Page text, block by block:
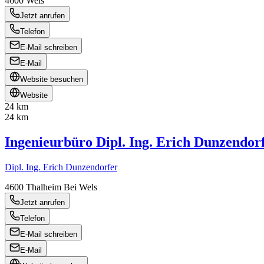
Jetzt anrufen
Telefon
E-Mail schreiben
E-Mail
Website besuchen
Website
24 km
24 km
Ingenieurbüro Dipl. Ing. Erich
Dipl. Ing. Erich Dunzendorfer
4600 Thalheim Bei Wels
Jetzt anrufen
Telefon
E-Mail schreiben
E-Mail